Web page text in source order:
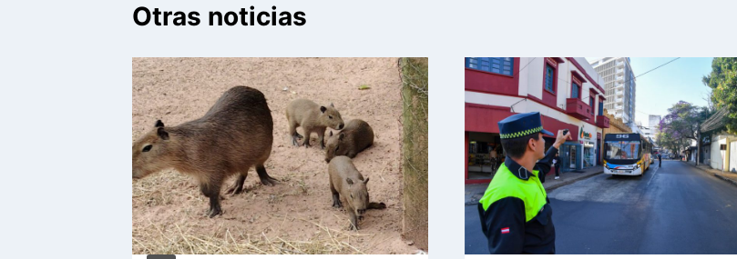
Otras noticias